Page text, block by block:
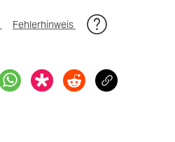
Fehlerhinweis